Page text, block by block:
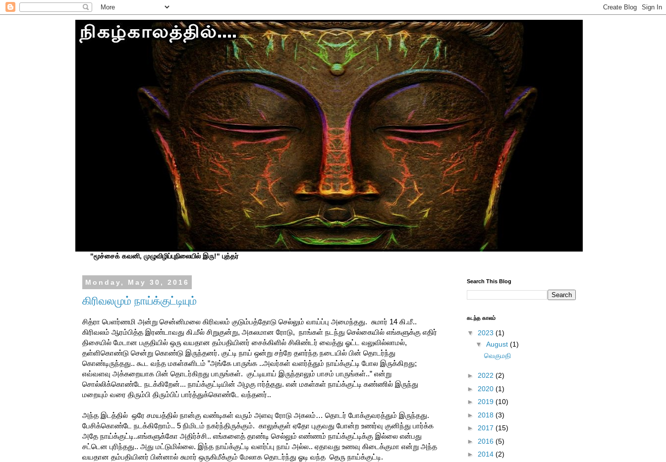
"மூச்சைக் கவனி, முழுவிழிப்புநிலையில் இரு!" புத்தர்
Monday, May 30, 2016
கிரிவலமும் நாய்க்குட்டியும்
சித்ரா பெளர்ணமி அன்று சென்னிமலை கிரிவலம் குடும்பத்தோடு செல்லும் வாய்ப்பு அமைந்தது. சுமார் 14 கி.மீ..
கிரிவலம் ஆரம்பித்த இரண்டாவது கி.மீல் சிறுகுன்று, அகலமான ரோடு, நாங்கள் நடந்து செல்கையில் எங்களுக்கு எதிர்
திசையில் மேடான பகுதியில் ஒரு வயதான தம்பதியினர் சைக்கிளில் சிலிண்டர் வைத்து ஓட்ட வலுவில்லாமல்,
தள்ளிகொண்டு சென்று கொண்டு இருந்தனர். குட்டி நாய் ஒன்று சற்றே தளர்ந்த நடையில் பின் தொடர்ந்து
கொண்டிருந்தது.. கூட வந்த மகள்களிடம் ”அங்கே பாருங்க ..அவர்கள் வளர்த்தும் நாய்க்குட்டி போல இருக்கிறது;
எவ்வளவு அக்கறையாக பின் தொடர்கிறது பாருங்கள். குட்டியாய் இருந்தாலும் பாசம் பாருங்கள்..” என்று
சொல்லிக்கொண்டே நடக்கிறேன்... நாய்க்குட்டியின் அழகு ஈர்த்தது. என் மகள்கள் நாய்க்குட்டி கண்ணில் இருந்து
மறையும் வரை திரும்பி திரும்பிப் பார்த்துக்கொண்டே வந்தனர்..
அந்த இடத்தில் ஒரே சமயத்தில் நான்கு வண்டிகள் வரும் அளவு ரோடு அகலம்… தொடர் போக்குவரத்தும் இருந்தது.
பேசிக்கொண்டே நடக்கிறோம்.. 5 நிமிடம் நகர்ந்திருக்கும். காலுக்குள் ஏதோ புகுவது போன்ற உணர்வு குனிந்து பார்க்க
அதே நாய்க்குட்டி..எங்களுக்கோ அதிர்ச்சி.. எங்களைத் தாண்டி செல்லும் எண்ணம் நாய்க்குட்டிக்கு இல்லை என்பது
சட்டென புரிந்தது.. அது மட்டுமில்லை. இந்த நாய்க்குட்டி வளர்ப்பு நாய் அல்ல.. ஏதாவது உணவு கிடைக்குமா என்று அந்த
வயதான தம்பதியினர் பின்னால் சுமார் ஒருகிமீக்கும் மேலாக தொடர்ந்து ஓடி வந்த தெரு நாய்க்குட்டி.
Search This Blog
கடந்த காலம்
▼ 2023 (1)
▼ August (1)
வெகுமதி
► 2022 (2)
► 2020 (1)
► 2019 (10)
► 2018 (3)
► 2017 (15)
► 2016 (5)
► 2014 (2)